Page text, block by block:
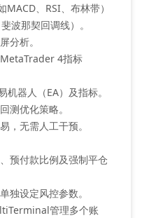
、RSI、布林带）
波那契回调线）‌。
分析‌。
4指标
器人（EA）及指标‌。
测优化策略‌。
，无需人工干预‌。
预付款比例及强制平仓
独设定风控参数‌。
管理多个账